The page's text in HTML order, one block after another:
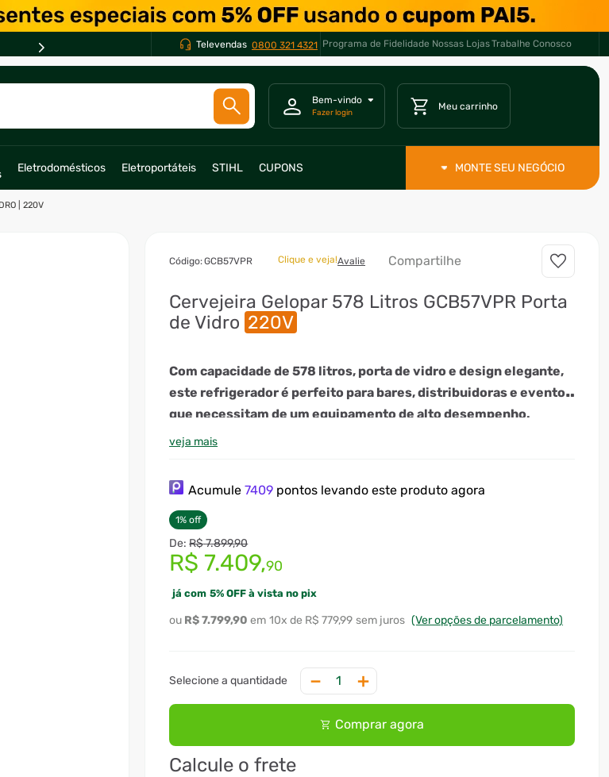
EM ATÉ * Televendas 0800 321 4321 Programa de Fidelidade Nossas LojasTrabalhe Conosco
Eletrodomésticos Eletroportáteis STIHL CUPONS MONTE SEU NEGÓCIO
| 220V
:GCB57VPR Clique e veja!Avalie Compartilhe
Cervejeira Gelopar 578 Litros GCB57VPR Porta
de Vidro 220V
Com capacidade de578 litros, porta de vidroedesign elegante,
este refrigerador é perfeito para bares, distribuidoras e eventos
que necessitam de um equipamento de alto desempenho.
veja mais
Acumule7409 pontos levando este produto agora
1% off
R$7.899,90
R$ 7.409,90
já com 5% OFF à vista no pix
R$7.799,90 10x R$ 779,99 sem juros (Ver opções de parcelamento)
＋
－
Comprar agora
Calcule o frete